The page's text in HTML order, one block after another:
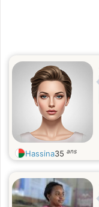
Hassina35 ans